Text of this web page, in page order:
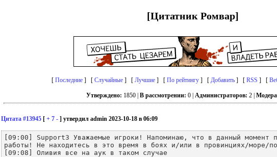
[Цитатник Ромвар]
[ Последние ] [ Случайные ] [ Лучшие ] [ По рейтингу ] [ Добавить ] [ RSS ] [
Утверждено: 1850 | В рассмотрении: 0 | Администраторов: 2 |
Цитата #13945 [ + 7 - ] утвердил admin 2023-10-18 в 06:09
[09:00] Support3 Уважаемые игроки! Напоминаю, что в данный момент
работы! Не находитесь в это время в боях и/или в провинциях/море/
[09:08] Оливия все на аук в таком случае